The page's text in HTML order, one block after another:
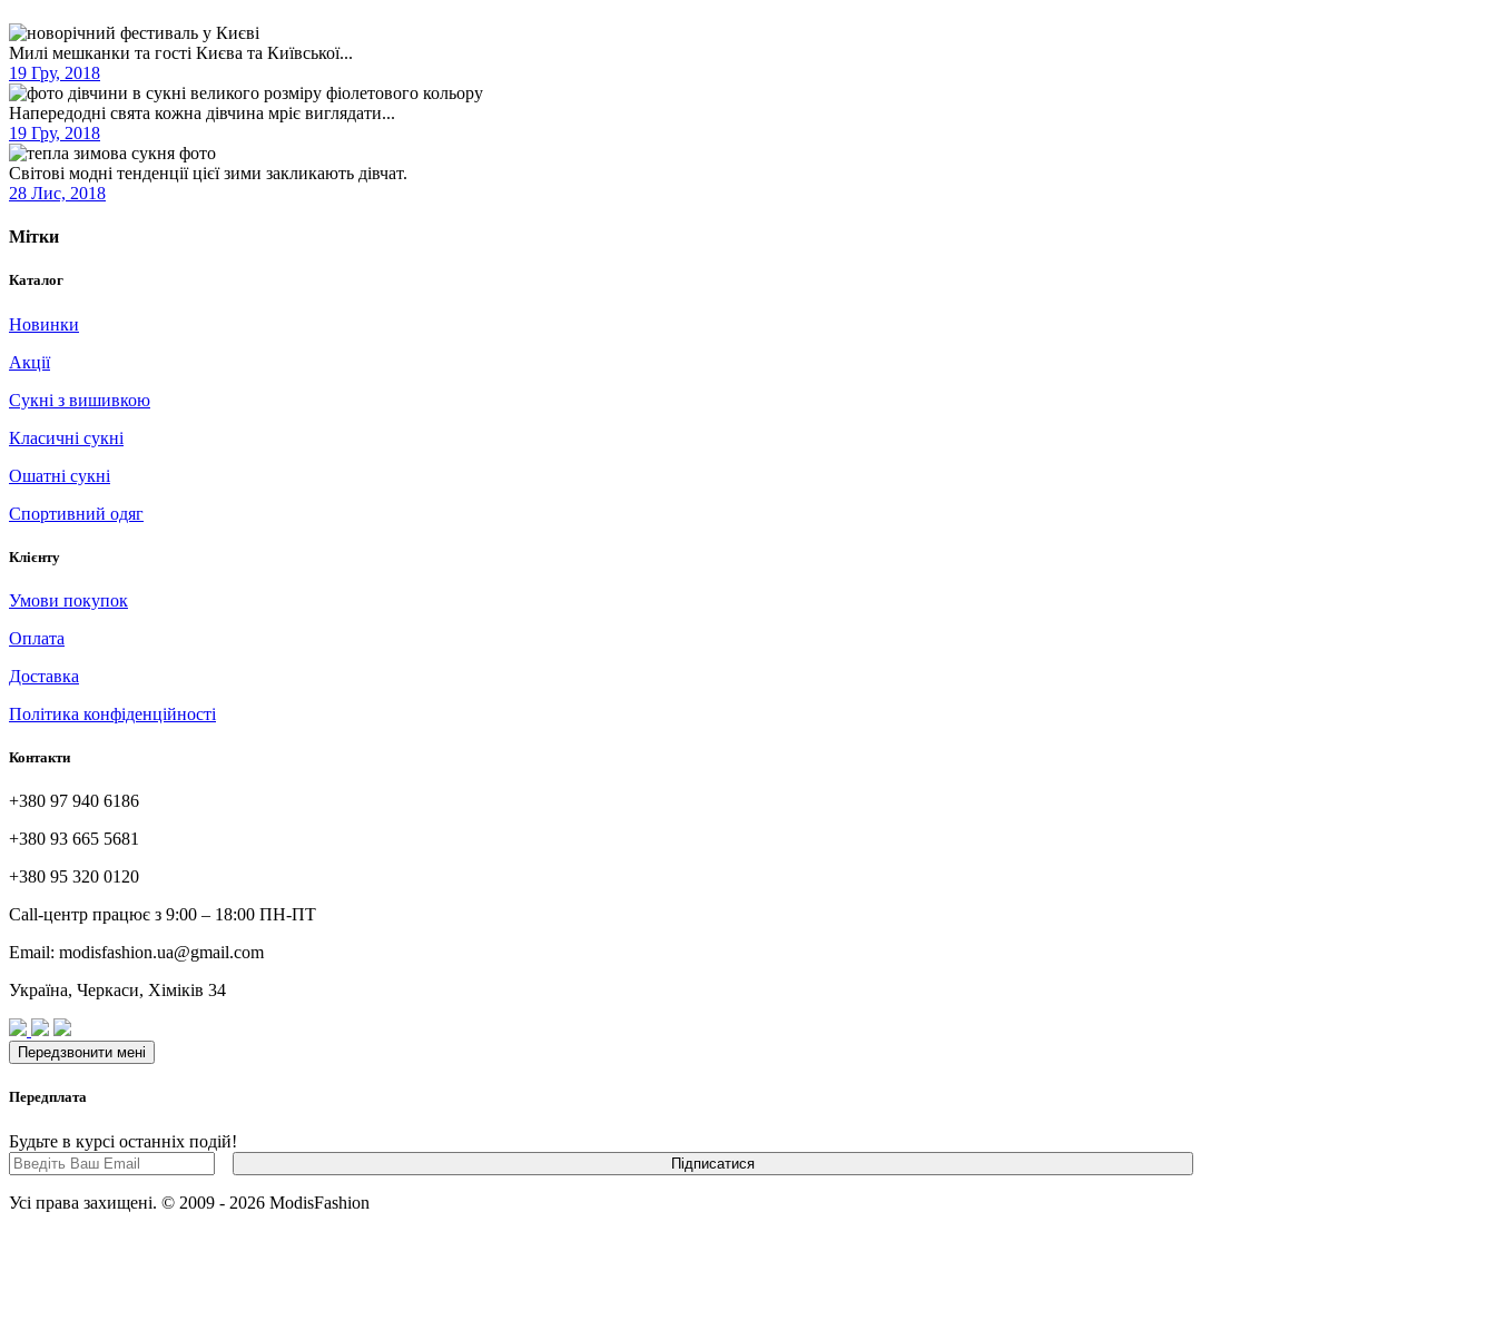
Милі мешканки та гості Києва та Київської...
19 Гру, 2018
Напередодні свята кожна дівчина мріє виглядати...
19 Гру, 2018
Світові модні тенденції цієї зими закликають дівчат.
28 Лис, 2018
Мітки
Каталог
Новинки
Акції
Сукні з вишивкою
Класичні сукні
Ошатні сукні
Спортивний одяг
Клієнту
Умови покупок
Оплата
Доставка
Політика конфіденційності
Контакти
+380 97 940 6186
+380 93 665 5681
+380 95 320 0120
Call-центр працює з 9:00 – 18:00 ПН-ПТ
Email: modisfashion.ua@gmail.com
Україна, Черкаси, Хіміків 34
Передплата
Будьте в курсі останніх подій!
Усі права захищені. © 2009 - 2026 ModisFashion